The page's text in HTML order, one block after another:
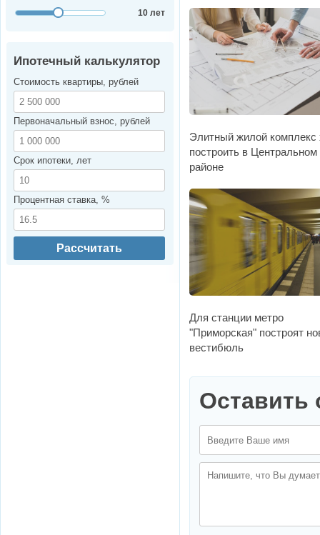
Элитный жилой комплекс
построить в Центральном
районе
Для станции метро
"Приморская" построят
вестибюль
Оставить
10 лет
Ипотечный калькулятор
Стоимость квартиры, рублей
Первоначальный взнос, рублей
Срок ипотеки, лет
Процентная ставка, %
Рассчитать